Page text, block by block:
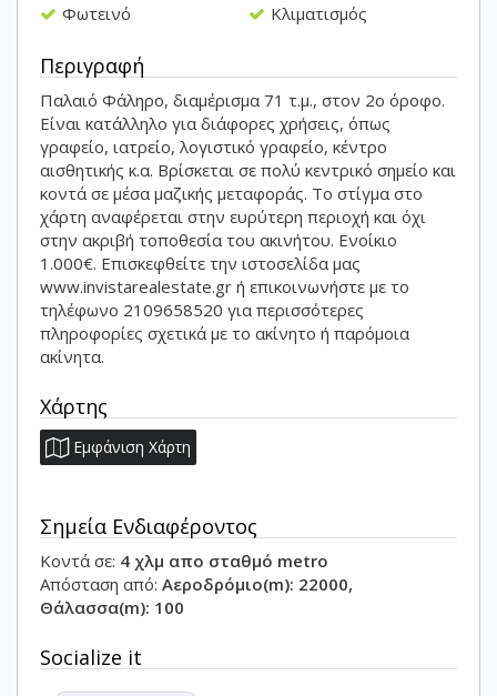
Φωτεινό
Κλιματισμός
Περιγραφή
Παλαιό Φάληρο, διαμέρισμα 71 τ.μ., στον 2ο όροφο.
Είναι κατάλληλο για διάφορες χρήσεις, όπως
γραφείο, ιατρείο, λογιστικό γραφείο, κέντρο
αισθητικής κ.α. Βρίσκεται σε πολύ κεντρικό σημείο και
κοντά σε μέσα μαζικής μεταφοράς. Το στίγμα στο
χάρτη αναφέρεται στην ευρύτερη περιοχή και όχι
στην ακριβή τοποθεσία του ακινήτου. Ενοίκιο
1.000€. Επισκεφθείτε την ιστοσελίδα μας
www.invistarealestate.gr ή επικοινωνήστε με το
τηλέφωνο 2109658520 για περισσότερες
πληροφορίες σχετικά με το ακίνητο ή παρόμοια
ακίνητα.
Χάρτης
Εμφάνιση Χάρτη
Σημεία Ενδιαφέροντος
Κοντά σε: 4 χλμ απο σταθμό metro
Απόσταση από: Αεροδρόμιο(m): 22000,
Θάλασσα(m): 100
Socialize it